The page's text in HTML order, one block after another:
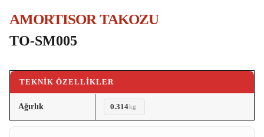
AMORTISOR TAKOZU
TO-SM005
TEKNIK ÖZELLIKLER
Ağırlık 0.314kg